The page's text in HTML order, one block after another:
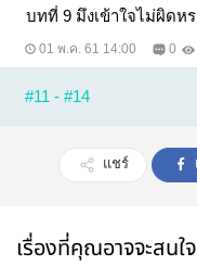
บทที่ 9 มึงเข้าใจไม่ผิดห
01 พ.ค. 61 14:00 0
#11 - #14
แชร์
เรื่องที่คุณอาจจะสนใจ